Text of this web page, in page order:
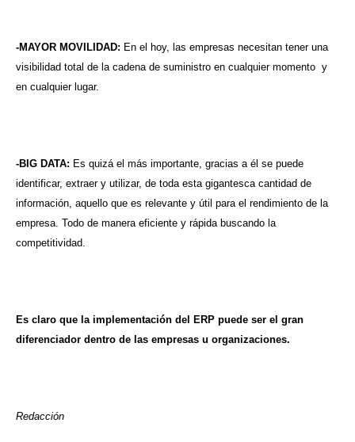
-MAYOR MOVILIDAD: En el hoy, las empresas necesitan tener una
visibilidad total de la cadena de suministro en cualquier momento y
en cualquier lugar.
-BIG DATA: Es quizá el más importante, gracias a él se puede
identificar, extraer y utilizar, de toda esta gigantesca cantidad de
información, aquello que es relevante y útil para el rendimiento de la
empresa. Todo de manera eficiente y rápida buscando la
competitividad.
Es claro que la implementación del ERP puede ser el gran
diferenciador dentro de las empresas u organizaciones.
Redacción